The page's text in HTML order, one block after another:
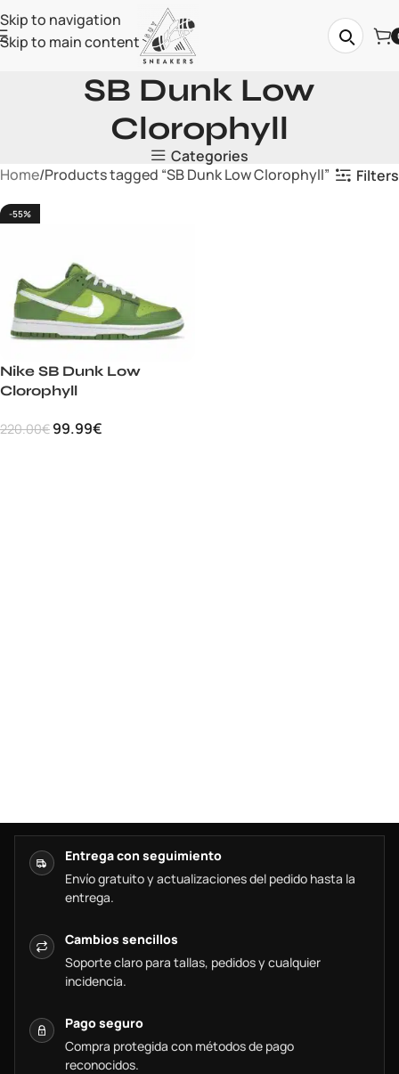
Skip to navigation
Skip to main content
SB Dunk Low
Clorophyll
Categories
Home Products tagged “SB Dunk Low Clorophyll” Filters
-55%
Nike SB Dunk Low
Clorophyll
220.00€ 99.99€
Entrega con seguimiento
Envío gratuito y actualizaciones del pedido hasta la
entrega.
Cambios sencillos
Soporte claro para tallas, pedidos y cualquier
incidencia.
Pago seguro
Compra protegida con métodos de pago
reconocidos.